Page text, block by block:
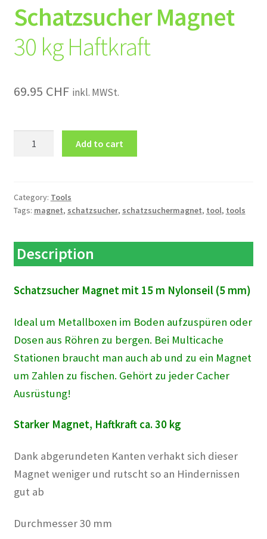
Schatzsucher Magnet
30 kg Haftkraft
69.95 CHF inkl. MWSt.
Haftkraft
quantity
Add to cart
Category: Tools
Tags: magnet, schatzsucher, schatzsuchermagnet, tool, tools
Description
Schatzsucher Magnet mit 15 m Nylonseil (5 mm)
Ideal um Metallboxen im Boden aufzuspüren oder
Dosen aus Röhren zu bergen. Bei Multicache
Stationen braucht man auch ab und zu ein Magnet
um Zahlen zu fischen. Gehört zu jeder Cacher
Ausrüstung!
Starker Magnet, Haftkraft ca. 30 kg
Dank abgerundeten Kanten verhakt sich dieser
Magnet weniger und rutscht so an Hindernissen
gut ab
Durchmesser 30 mm